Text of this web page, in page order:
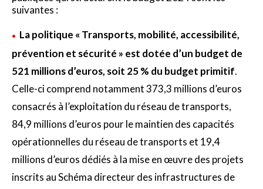
suivantes :
La politique « Transports, mobilité, accessibilité,
prévention et sécurité » est dotée d’un budget de
521 millions d’euros, soit 25 % du budget primitif.
Celle-ci comprend notamment 373,3 millions d’euros
consacrés à l’exploitation du réseau de transports,
84,9 millions d’euros pour le maintien des capacités
opérationnelles du réseau de transports et 19,4
millions d’euros dédiés à la mise en œuvre des projets
inscrits au Schéma directeur des infrastructures de